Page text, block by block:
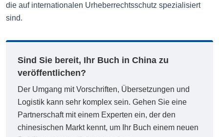
die auf internationalen Urheberrechtsschutz spezialisiert
sind.
Sind Sie bereit, Ihr Buch in China zu
veröffentlichen?
Der Umgang mit Vorschriften, Übersetzungen und
Logistik kann sehr komplex sein. Gehen Sie eine
Partnerschaft mit einem Experten ein, der den
chinesischen Markt kennt, um Ihr Buch einem neuen